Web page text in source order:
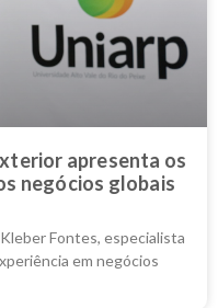
apresenta os
negócios globais
Fontes, especialista
em negócios